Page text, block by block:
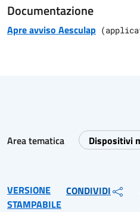
Documentazione
Apre avviso Aesculap (
Area tematica Dispositivi
VERSIONE
STAMPABILE
CONDIVIDI